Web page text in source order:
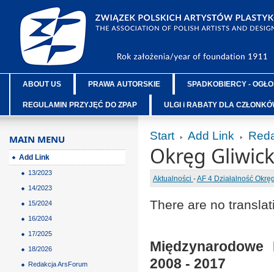
ABOUT US PRAWA AUTORSKIE SPADKOBIERCY -
REGULAMIN PRZYJĘĆ DO ZPAP ULGI i RABATY DLA
Start Add Link
Okręg
Aktualności -AF 4 Działalność
There are no
2008 - 2017
MAIN MENU
Add Link
13/2023
14/2023
15/2024
16/2024
17/2025
18/2026
Redakcja ArsForum